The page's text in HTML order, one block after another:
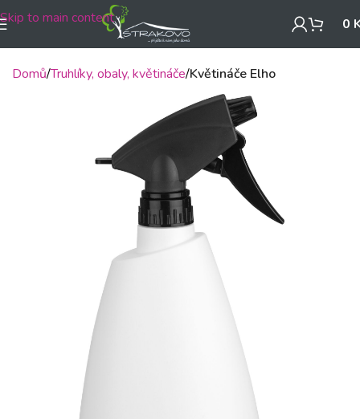
Skip to main content 0
Domů Truhlíky, obaly, květináče Květináče Elho